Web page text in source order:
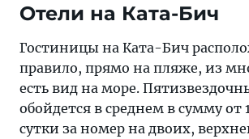
Отели на Ката-Бич
Гостиницы на Ката-Бич
правило, прямо на пляже, из
есть вид на море.
обойдется в среднем в сумму от
сутки за номер на двоих,